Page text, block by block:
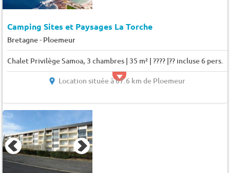
Camping Sites et Paysages La Torche
Bretagne- Ploemeur
Chalet Privilège Samoa, 3 chambres | 35 m² | ???? |?? incluse 6 pers.
Location située à 67.6 km de Ploemeur